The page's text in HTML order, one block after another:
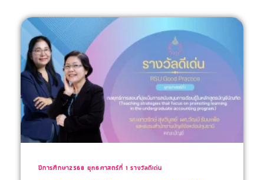
ปีการศึกษา2568 ยุทธศาสตร์ที่ 1 รางวัลดีเด่น